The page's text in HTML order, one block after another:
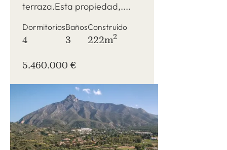
terraza.Esta propiedad,....
Dormitorios
4
Baños
3
Construído
222m2
5.460.000 €